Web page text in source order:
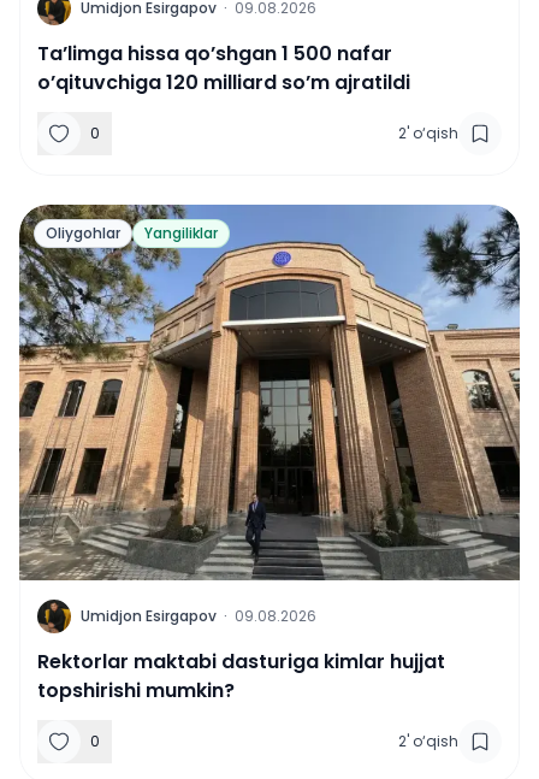
U Umidjon Esirgapov · 09.08.2026
Ta’limga hissa qo’shgan 1 500 nafar
o’qituvchiga 120 milliard so’m ajratildi
0 2' o‘qish
Oliygohlar Yangiliklar
U Umidjon Esirgapov · 09.08.2026
Rektorlar maktabi dasturiga kimlar hujjat
topshirishi mumkin?
0 2' o‘qish